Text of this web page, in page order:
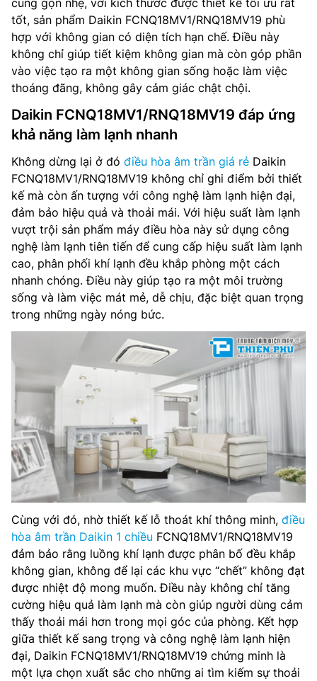
tốt, sản phẩm Daikin FCNQ18MV1/RNQ18MV19 phù
hợp với không gian có diện tích hạn chế. Điều này
không chỉ giúp tiết kiệm không gian mà còn góp phần
vào việc tạo ra một không gian sống hoặc làm việc
thoáng đãng, không gây cảm giác chật chội.
Daikin FCNQ18MV1/RNQ18MV19 đáp ứng
khả năng làm lạnh nhanh
Không dừng lại ở đó điều hòa âm trần giá rẻ Daikin
FCNQ18MV1/RNQ18MV19 không chỉ ghi điểm bởi thiết
kế mà còn ấn tượng với công nghệ làm lạnh hiện đại,
đảm bảo hiệu quả và thoải mái. Với hiệu suất làm lạnh
vượt trội sản phẩm máy điều hòa này sử dụng công
nghệ làm lạnh tiên tiến để cung cấp hiệu suất làm lạnh
cao, phân phối khí lạnh đều khắp phòng một cách
nhanh chóng. Điều này giúp tạo ra một môi trường
sống và làm việc mát mẻ, dễ chịu, đặc biệt quan trọng
trong những ngày nóng bức.
Cùng với đó, nhờ thiết kế lỗ thoát khí thông minh, điều
hòa âm trần Daikin 1 chiều FCNQ18MV1/RNQ18MV19
đảm bảo rằng luồng khí lạnh được phân bố đều khắp
không gian, không để lại các khu vực “chết” không đạt
được nhiệt độ mong muốn. Điều này không chỉ tăng
cường hiệu quả làm lạnh mà còn giúp người dùng cảm
thấy thoải mái hơn trong mọi góc của phòng. Kết hợp
giữa thiết kế sang trọng và công nghệ làm lạnh hiện
đại, Daikin FCNQ18MV1/RNQ18MV19 chứng minh là
một lựa chọn xuất sắc cho những ai tìm kiếm sự thoải